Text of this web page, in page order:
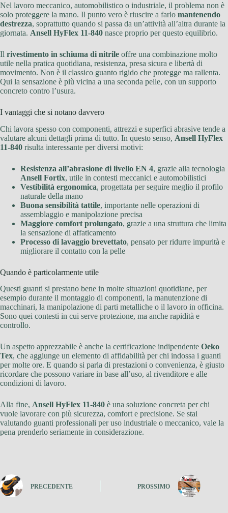
Nel lavoro meccanico, automobilistico o industriale, il problema non è
solo proteggere la mano. Il punto vero è riuscire a farlo mantenendo
destrezza, soprattutto quando si passa da un’attività all’altra durante la
giornata. Ansell HyFlex 11-840 nasce proprio per questo equilibrio.
Il rivestimento in schiuma di nitrile offre una combinazione molto
utile nella pratica quotidiana, resistenza, presa sicura e libertà di
movimento. Non è il classico guanto rigido che protegge ma rallenta.
Qui la sensazione è più vicina a una seconda pelle, con un supporto
concreto contro l’usura.
I vantaggi che si notano davvero
Chi lavora spesso con componenti, attrezzi e superfici abrasive tende a
valutare alcuni dettagli prima di tutto. In questo senso, Ansell HyFlex
11-840 risulta interessante per diversi motivi:
Resistenza all’abrasione di livello EN 4, grazie alla tecnologia
Ansell Fortix, utile in contesti meccanici e automobilistici
Vestibilità ergonomica, progettata per seguire meglio il profilo
naturale della mano
Buona sensibilità tattile, importante nelle operazioni di
assemblaggio e manipolazione precisa
Maggiore comfort prolungato, grazie a una struttura che limita
la sensazione di affaticamento
Processo di lavaggio brevettato, pensato per ridurre impurità e
migliorare il contatto con la pelle
Quando è particolarmente utile
Questi guanti si prestano bene in molte situazioni quotidiane, per
esempio durante il montaggio di componenti, la manutenzione di
macchinari, la manipolazione di parti metalliche o il lavoro in officina.
Sono quei contesti in cui serve protezione, ma anche rapidità e
controllo.
Un aspetto apprezzabile è anche la certificazione indipendente Oeko
Tex, che aggiunge un elemento di affidabilità per chi indossa i guanti
per molte ore. E quando si parla di prestazioni o convenienza, è giusto
ricordare che possono variare in base all’uso, al rivenditore e alle
condizioni di lavoro.
Alla fine, Ansell HyFlex 11-840 è una soluzione concreta per chi
vuole lavorare con più sicurezza, comfort e precisione. Se stai
valutando guanti professionali per uso industriale o meccanico, vale la
pena prenderlo seriamente in considerazione.
PRECEDENTE PROSSIMO